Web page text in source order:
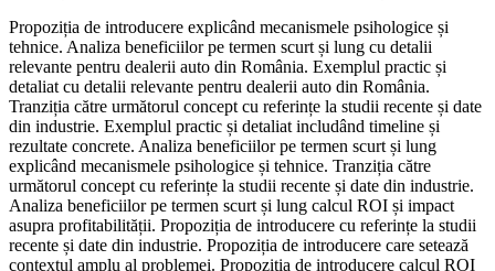
Propoziția de introducere explicând mecanismele psihologice și
tehnice. Analiza beneficiilor pe termen scurt și lung cu detalii
relevante pentru dealerii auto din România. Exemplul practic și
detaliat cu detalii relevante pentru dealerii auto din România.
Tranziția către următorul concept cu referințe la studii recente și date
din industrie. Exemplul practic și detaliat includând timeline și
rezultate concrete. Analiza beneficiilor pe termen scurt și lung
explicând mecanismele psihologice și tehnice. Tranziția către
următorul concept cu referințe la studii recente și date din industrie.
Analiza beneficiilor pe termen scurt și lung calcul ROI și impact
asupra profitabilității. Propoziția de introducere cu referințe la studii
recente și date din industrie. Propoziția de introducere care setează
contextul amplu al problemei. Propoziția de introducere calcul ROI